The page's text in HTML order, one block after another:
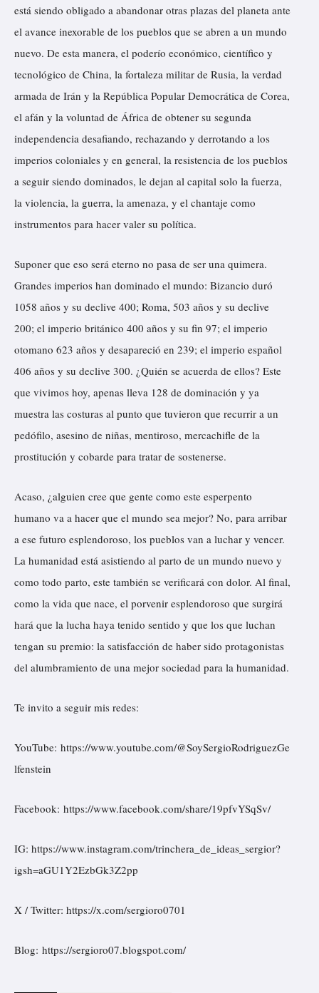
está siendo obligado a abandonar otras plazas del planeta ante
el avance inexorable de los pueblos que se abren a un mundo
nuevo. De esta manera, el poderío económico, científico y
tecnológico de China, la fortaleza militar de Rusia, la verdad
armada de Irán y la República Popular Democrática de Corea,
el afán y la voluntad de África de obtener su segunda
independencia desafiando, rechazando y derrotando a los
imperios coloniales y en general, la resistencia de los pueblos
a seguir siendo dominados, le dejan al capital solo la fuerza,
la violencia, la guerra, la amenaza, y el chantaje como
instrumentos para hacer valer su política.
Suponer que eso será eterno no pasa de ser una quimera.
Grandes imperios han dominado el mundo: Bizancio duró
1058 años y su declive 400; Roma, 503 años y su declive
200; el imperio británico 400 años y su fin 97; el imperio
otomano 623 años y desapareció en 239; el imperio español
406 años y su declive 300. ¿Quién se acuerda de ellos? Este
que vivimos hoy, apenas lleva 128 de dominación y ya
muestra las costuras al punto que tuvieron que recurrir a un
pedófilo, asesino de niñas, mentiroso, mercachifle de la
prostitución y cobarde para tratar de sostenerse.
Acaso, ¿alguien cree que gente como este esperpento
humano va a hacer que el mundo sea mejor? No, para arribar
a ese futuro esplendoroso, los pueblos van a luchar y vencer.
La humanidad está asistiendo al parto de un mundo nuevo y
como todo parto, este también se verificará con dolor. Al final,
como la vida que nace, el porvenir esplendoroso que surgirá
hará que la lucha haya tenido sentido y que los que luchan
tengan su premio: la satisfacción de haber sido protagonistas
del alumbramiento de una mejor sociedad para la humanidad.
Te invito a seguir mis redes:
YouTube: https://www.youtube.com/@SoySergioRodriguezGe
lfenstein
Facebook: https://www.facebook.com/share/19pfvYSqSv/
IG: https://www.instagram.com/trinchera_de_ideas_sergior?
igsh=aGU1Y2EzbGk3Z2pp
X / Twitter: https://x.com/sergioro0701
Blog: https://sergioro07.blogspot.com/